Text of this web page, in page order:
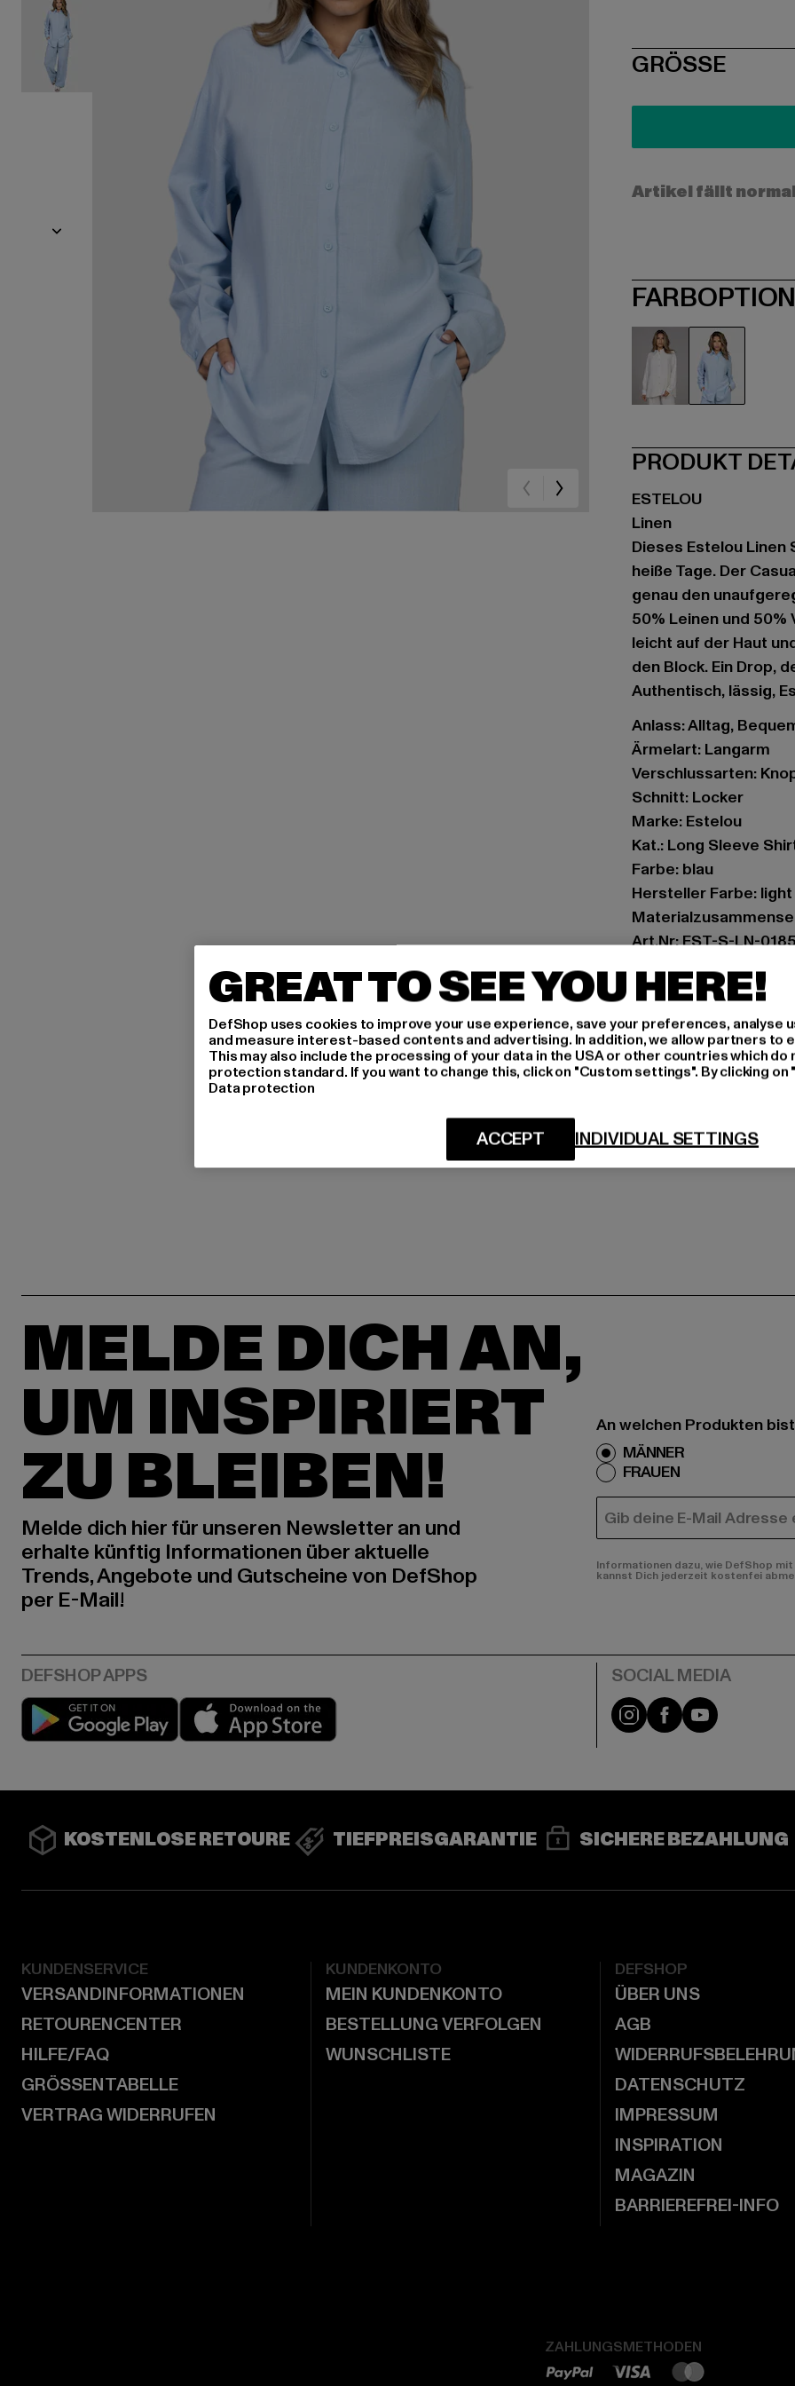
SIZE
GRÖSSE
Artikel fällt
PRODUKT
ESTELOU
Linen
Dieses Estelou
heiße Tage. Der
genau den
50% Leinen und
leicht auf der Haut
den Block. Ein Drop,
Authentisch, lässig,
Anlass: Alltag,
Ärmelart: Langarm
Verschlussarten:
Schnitt: Locker
Marke: Estelou
Kat.: Long Sleeve
Farbe: blau
Hersteller Farbe:
Art.Nr: EST-S-LN-
Hersteller: TB
Dr.-Robert-Murjahn-
GRÖSSE
LIEFERUNG &
MELDE DICH AN,
UM INSPIRIERT
ZU BLEIBEN!
Melde dich hier für unseren Newsletter an und
erhalte künftig Informationen über aktuelle
Trends, Angebote und Gutscheine von DefShop
per E-Mail!
An welchen Produkten
MÄNNER
FRAUEN
E-MAIL
Informationen dazu, wie DefShop
kannst Dich jederzeit kostenfei
Play market Instagram
FacebookYouTube
KOSTENLOSE RETOURE TIEFPREISGARANTIE SICHERE BEZAHLUNG
KUNDENSERVICE
VERSANDINFORMATIONEN
RETOURENCENTER
HILFE/FAQ
GRÖSSENTABELLE
VERTRAG WIDERRUFEN
KUNDENKONTO
MEIN KUNDENKONTO
BESTELLUNG VERFOLGEN
WUNSCHLISTE
DEFSHOP
ÜBER UNS
AGB
DATENSCHUTZ
IMPRESSUM
INSPIRATION
MAGAZIN
BARRIEREFREI-INFO
ZAHLUNGSMETHODEN
GREAT TO SEE YOU HERE!
DefShop uses cookies to improve your use experience, save your preferences, analyse
and measure interest-based contents and advertising. In addition, we allow partners to
This may also include the processing of your data in the USA or other countries which do
protection standard. If you want to change this, click on "Custom settings". By clicking
Data protection
INDIVIDUAL SETTINGS
ACCEPT